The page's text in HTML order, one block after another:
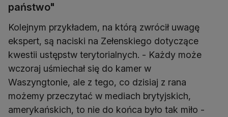
państwo"
Kolejnym przykładem, na którą zwrócił uwagę
ekspert, są naciski na Zełenskiego dotyczące
kwestii ustępstw terytorialnych. - Każdy może
wczoraj uśmiechał się do kamer w
Waszyngtonie, ale z tego, co dzisiaj z rana
możemy przeczytać w mediach brytyjskich,
amerykańskich, to nie do końca było tak miło -